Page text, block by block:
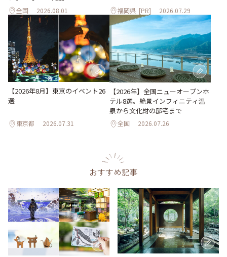
全国 2026.08.01 福岡県 [PR] 2026.07.29
【2026年8月】東京のイベント26
選
東京都 2026.07.31
【2026年】全国ニューオープンホ
テル8選。絶景インフィニティ温
泉から文化財の邸宅まで
全国 2026.07.26
おすすめ記事